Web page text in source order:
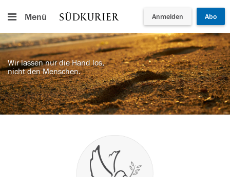
Menü Anmelden Abo
Wir lassen nur die Hand los,
nicht den Menschen.